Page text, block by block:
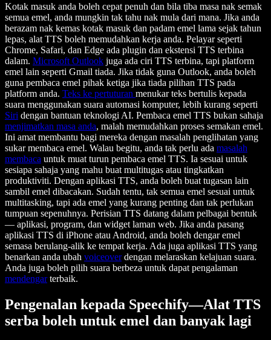
Kotak masuk anda boleh cepat penuh dan bila tiba masa nak semak
semua emel, anda mungkin tak tahu nak mula dari mana. Jika anda
berazam nak kemas kotak masuk dan padam emel lama sejak tahun
lepas, alat TTS boleh memudahkan kerja anda. Pelayar seperti
Chrome, Safari, dan Edge ada plugin dan ekstensi TTS terbina
dalam. Microsoft Outlook juga ada ciri TTS terbina, tapi platform
emel lain seperti Gmail tiada. Jika tidak guna Outlook, anda boleh
guna pembaca emel pihak ketiga jika tiada pilihan TTS pada
platform anda. Teks ke pertuturan menukar teks bertulis kepada
suara menggunakan suara automasi komputer, lebih kurang seperti
Siri dengan bantuan teknologi AI. Pembaca emel TTS bukan sahaja
menjimatkan masa anda, malah memudahkan proses semakan emel.
Ini amat membantu bagi mereka dengan masalah penglihatan yang
sukar membaca emel. Walau begitu, anda tak perlu ada masalah
membaca untuk muat turun pembaca emel TTS. Ia sesuai untuk
sesiapa sahaja yang mahu buat multitugas atau tingkatkan
produktiviti. Dengan aplikasi TTS, anda boleh buat tugasan lain
sambil emel dibacakan. Sudah tentu, tak semua emel sesuai untuk
multitasking, tapi ada emel yang kurang penting dan tak perlukan
tumpuan sepenuhnya. Perisian TTS datang dalam pelbagai bentuk
— aplikasi, program, dan widget laman web. Jika anda pasang
aplikasi TTS di iPhone atau Android, anda boleh dengar emel
semasa berulang-alik ke tempat kerja. Ada juga aplikasi TTS yang
benarkan anda ubah voiceoverdengan melaraskan kelajuan suara.
Anda juga boleh pilih suara berbeza untuk dapat pengalaman
mendengarterbaik.
Pengenalan kepada Speechify—Alat TTS
serba boleh untuk emel dan banyak lagi